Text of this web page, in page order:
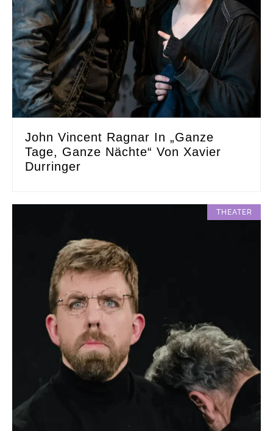
John Vincent Ragnar In „Ganze
Tage, Ganze Nächte“ Von Xavier
Durringer
THEATER